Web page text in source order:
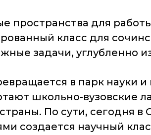
пространства для
класс для
задачи, углубленно
в парк науки и
школьно-вузовские
По сути, сегодня в
создается научный